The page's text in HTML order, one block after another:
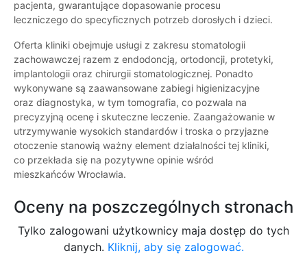
pacjenta, gwarantujące dopasowanie procesu
leczniczego do specyficznych potrzeb dorosłych i dzieci.
Oferta kliniki obejmuje usługi z zakresu stomatologii
zachowawczej razem z endodoncją, ortodoncji, protetyki,
implantologii oraz chirurgii stomatologicznej. Ponadto
wykonywane są zaawansowane zabiegi higienizacyjne
oraz diagnostyka, w tym tomografia, co pozwala na
precyzyjną ocenę i skuteczne leczenie. Zaangażowanie w
utrzymywanie wysokich standardów i troska o przyjazne
otoczenie stanowią ważny element działalności tej kliniki,
co przekłada się na pozytywne opinie wśród
mieszkańców Wrocławia.
Oceny na poszczególnych stronach
Tylko zalogowani użytkownicy maja dostęp do tych
danych. Kliknij, aby się zalogować.